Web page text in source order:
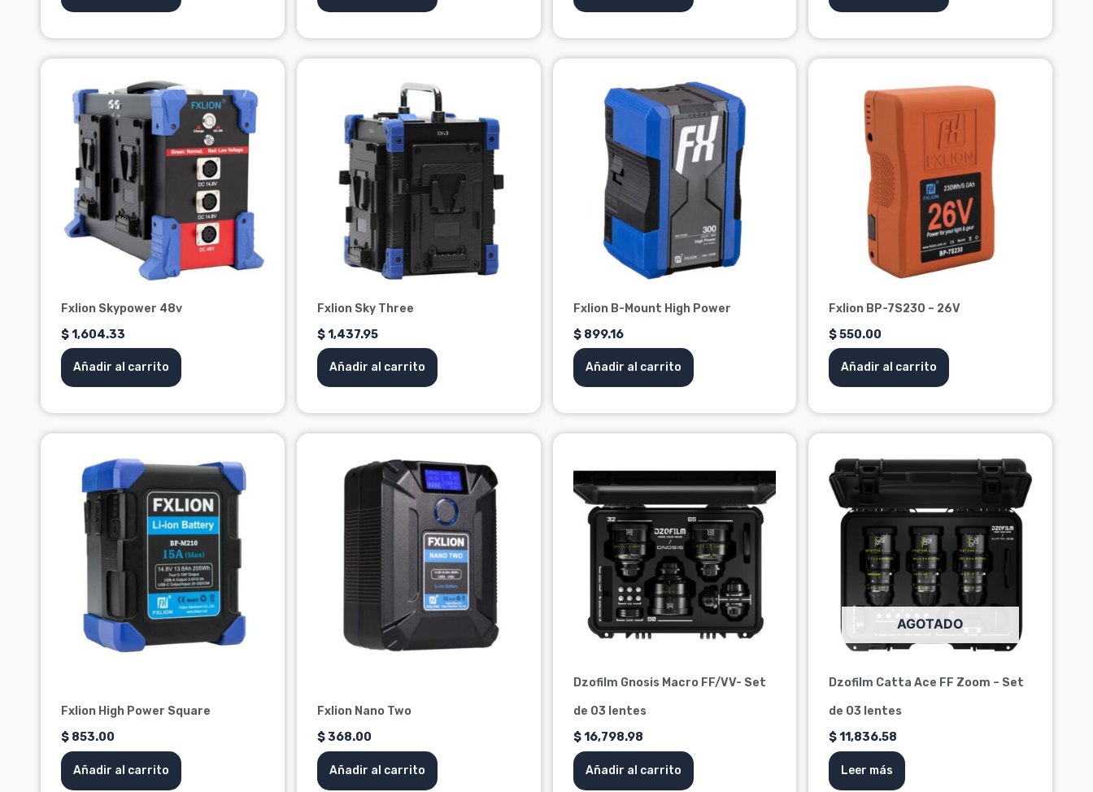
Fxlion Skypower 48v
$1,604.33
Añadir al carrito
Fxlion Sky Three
$1,437.95
Añadir al carrito
Fxlion B-Mount High Power
$899.16
Añadir al carrito
Fxlion BP-7S230 – 26V
$550.00
Añadir al carrito
Fxlion High Power Square
$ 853.00
Añadir al carrito
Fxlion Nano Two
$368.00
Añadir al carrito
Dzofilm Gnosis Macro FF/VV- Set
de 03 lentes
$16,798.98
Añadir al carrito
AGOTADO
Dzofilm Catta Ace FF Zoom – Set
de 03 lentes
$11,836.58
Leer más